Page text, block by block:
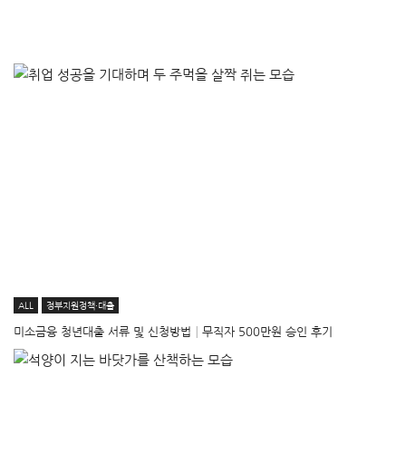
ALL 정부지원정책·대출
미소금융 청년대출 서류 및 신청방법│무직자 500만원 승인 후기